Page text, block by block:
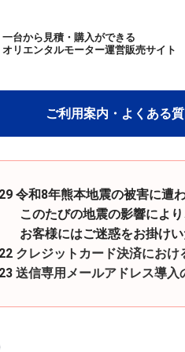
一台から見積・購入ができる
オリエンタルモーター運営販売サイト
ご利用案内・よくある
令和8年熊本地震の被害に遭
びの地震の影響により、7/
にはご迷惑をお掛けいたし
クレジットカード決済にお
送信専用メールアドレス導入